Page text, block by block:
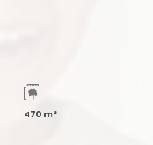
470 m²